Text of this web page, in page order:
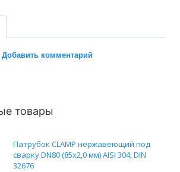
Добавить комментарий
товары
Патрубок CLAMP нержавеющий под
сварку DN80 (85х2,0 мм) AISI 304, DIN
32676